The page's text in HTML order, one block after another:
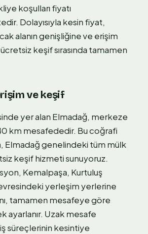
koşulları fiyatı
Dolayısıyla kesin fiyat,
alanın genişliğine ve erişim
keşif sırasında tamamen
ve keşif
yer alan Elmadağ, merkeze
km mesafededir. Bu coğrafi
Elmadağ genelindeki tüm mülk
keşif hizmeti sunuyoruz.
Kemalpaşa, Kurtuluş
yerleşim yerlerine
tamamen mesafeye göre
ayarlanır. Uzak mesafe
süreçlerinin kesintiye